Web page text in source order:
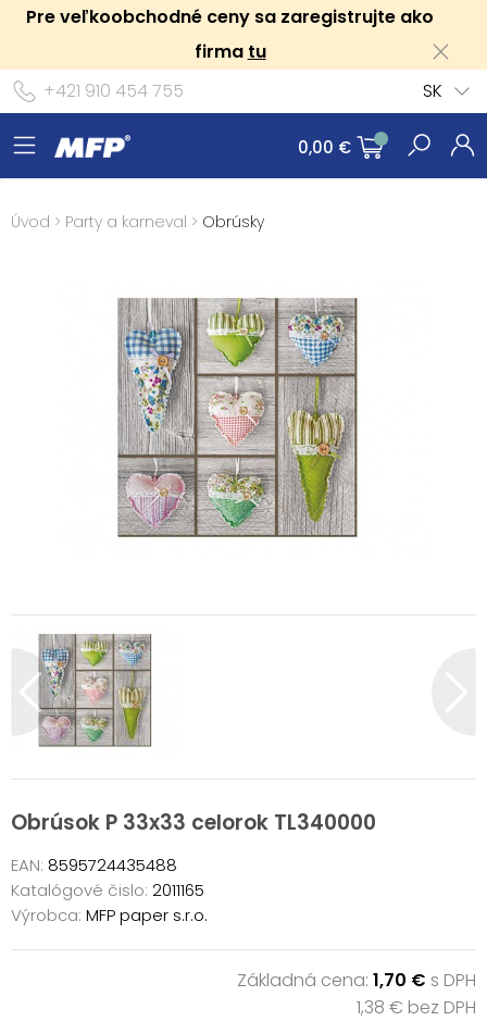
Pre veľkoobchodné ceny sa zaregistrujte ako
firma tu
+421 910 454 755
SK
0,00 €
Úvod > Party a karneval > Obrúsky
Obrúsok P 33x33 celorok TL340000
EAN: 8595724435488
Katalógové čislo: 2011165
Výrobca: MFP paper s.r.o.
Základná cena: 1,70 € s DPH
1,38 € bez DPH